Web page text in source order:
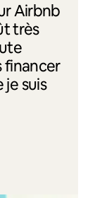
Airbnb
très
financer
suis